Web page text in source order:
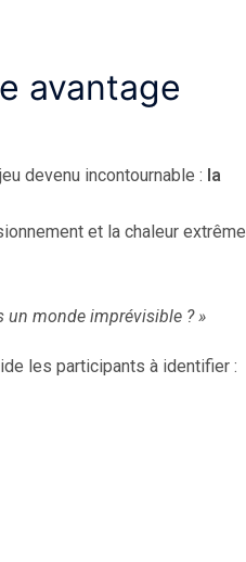
avantage
devenu incontournable : la
et la chaleur extrême
un monde imprévisible ? »
les participants à identifier :